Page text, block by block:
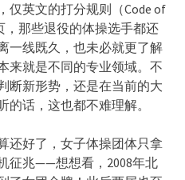
仅英文的打分规则（Code of
，那些退役的体操选手都还
一线既久，也未必就更了解
来就是不同的专业领域。不
断新形势，还是在当前的大
话，这也都不难理解。
还好了，女子体操团体只拿
征兆——想想看，2008年北